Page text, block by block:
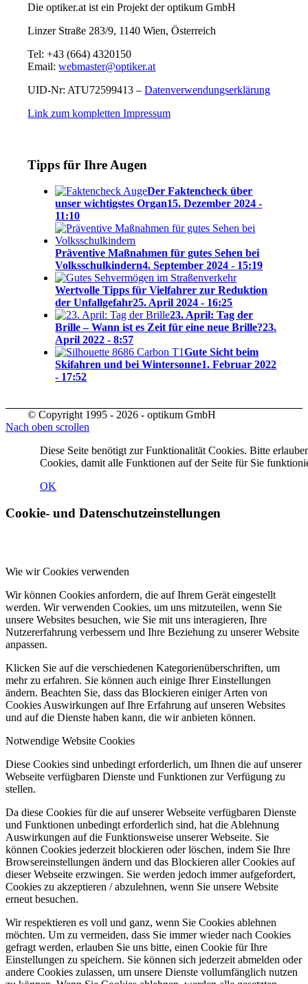
Die optiker.at ist ein Projekt der optikum GmbH
Linzer Straße 283/9, 1140 Wien, Österreich
Tel: +43 (664) 4320150
Email:webmaster@optiker.at
UID-Nr: ATU72599413 –Datenverwendungserklärung
Link zum kompletten Impressum
Tipps für Ihre Augen
Der Faktencheck über
unser wichtigstes Organ15. Dezember 2024 -
11:10
Präventive Maßnahmen für gutes Sehen bei
Volksschulkindern4. September 2024 - 15:19
Wertvolle Tipps für Vielfahrer zur Reduktion
der Unfallgefahr25. April 2024 - 16:25
23. April: Tag der
Brille – Wann ist es Zeit für eine neue Brille?23.
April 2022 - 8:57
Gute Sicht beim
Skifahren und bei Wintersonne1. Februar 2022
- 17:52
© Copyright 1995 - 2026 - optikum GmbH
Nach oben scrollen
Diese Seite benötigt zur Funktionalität Cookies. Bitte
Cookies, damit alle Funktionen auf der Seite für Sie
OK
Cookie- und Datenschutzeinstellungen
Wie wir Cookies verwenden
Wir können Cookies anfordern, die auf Ihrem Gerät eingestellt
werden. Wir verwenden Cookies, um uns mitzuteilen, wenn Sie
unsere Websites besuchen, wie Sie mit uns interagieren, Ihre
Nutzererfahrung verbessern und Ihre Beziehung zu unserer Website
anpassen.
Klicken Sie auf die verschiedenen Kategorienüberschriften, um
mehr zu erfahren. Sie können auch einige Ihrer Einstellungen
ändern. Beachten Sie, dass das Blockieren einiger Arten von
Cookies Auswirkungen auf Ihre Erfahrung auf unseren Websites
und auf die Dienste haben kann, die wir anbieten können.
Notwendige Website Cookies
Diese Cookies sind unbedingt erforderlich, um Ihnen die auf unserer
Webseite verfügbaren Dienste und Funktionen zur Verfügung zu
stellen.
Da diese Cookies für die auf unserer Webseite verfügbaren Dienste
und Funktionen unbedingt erforderlich sind, hat die Ablehnung
Auswirkungen auf die Funktionsweise unserer Webseite. Sie
können Cookies jederzeit blockieren oder löschen, indem Sie Ihre
Browsereinstellungen ändern und das Blockieren aller Cookies auf
dieser Webseite erzwingen. Sie werden jedoch immer aufgefordert,
Cookies zu akzeptieren / abzulehnen, wenn Sie unsere Website
erneut besuchen.
Wir respektieren es voll und ganz, wenn Sie Cookies ablehnen
möchten. Um zu vermeiden, dass Sie immer wieder nach Cookies
gefragt werden, erlauben Sie uns bitte, einen Cookie für Ihre
Einstellungen zu speichern. Sie können sich jederzeit abmelden oder
andere Cookies zulassen, um unsere Dienste vollumfänglich nutzen